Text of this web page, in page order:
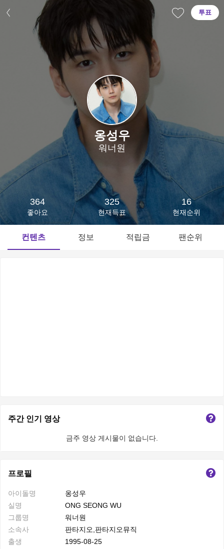
투표
옹성우
워너원
364
좋아요
325
현재득표
16
현재순위
컨텐츠 정보 적립금 팬순위
주간 인기 영상
금주 영상 게시물이 없습니다.
프로필
아이돌명
옹성우
실명
ONG SEONG WU
그룹명
워너원
소속사
판타지오,판타지오뮤직
출생
1995-08-25